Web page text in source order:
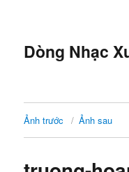
Dòng Nhạc
Ảnh trước Ảnh sau